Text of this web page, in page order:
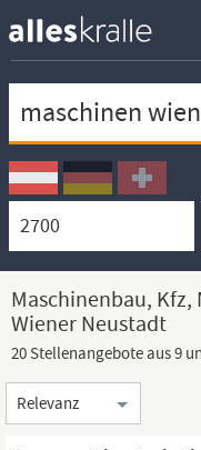
Ortssuche
Umkreissuche
Arbeitsform
Maschinenbau,
Wiener Neustadt
20 Stellenangebote aus 9
Sortierung